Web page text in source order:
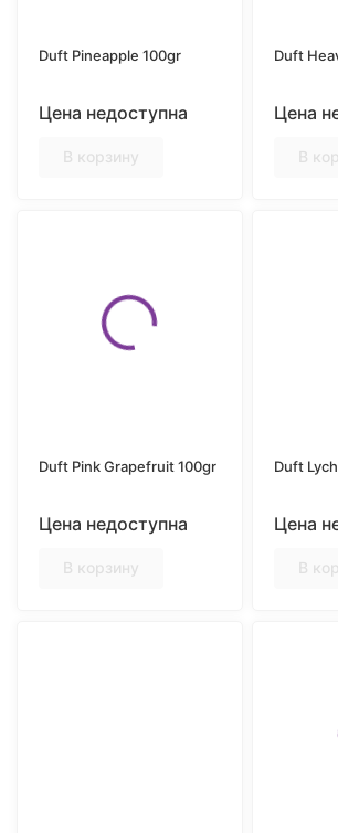
Duft Pineapple 100gr
Цена недоступна
В корзину
Duft
Цена
В
Duft Pink Grapefruit 100gr
Цена недоступна
В корзину
Duft
Цена
В